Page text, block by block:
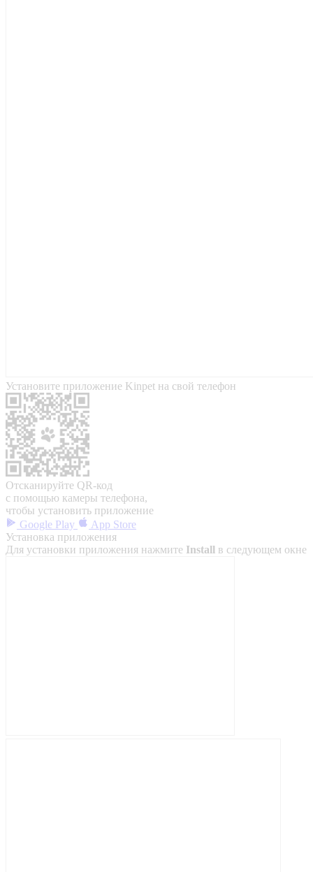
Установите приложение Kinpet на свой телефон
Отсканируйте QR-код
с помощью камеры телефона,
чтобы установить приложение
Google Play
App Store
Установка приложения
Для установки приложения нажмите Install в следующем окне